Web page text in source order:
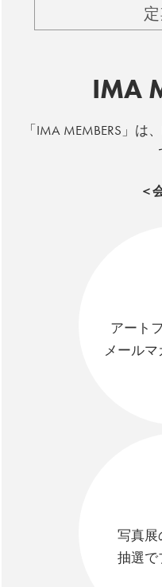
IMA
「IMA MEMBERS」
＜
アート
メール
写真展
抽選で